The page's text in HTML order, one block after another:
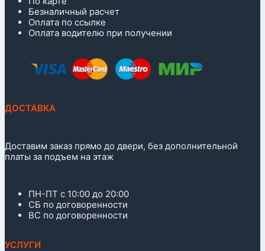
Безналичный расчет
Оплата по ссылке
Оплата водителю при получении
ДОСТАВКА
Доставим заказ прямо до двери, без дополнительной
платы за подъем на этаж
ПН-ПТ с 10:00 до 20:00
СБ по договоренности
ВС по договоренности
УСЛУГИ